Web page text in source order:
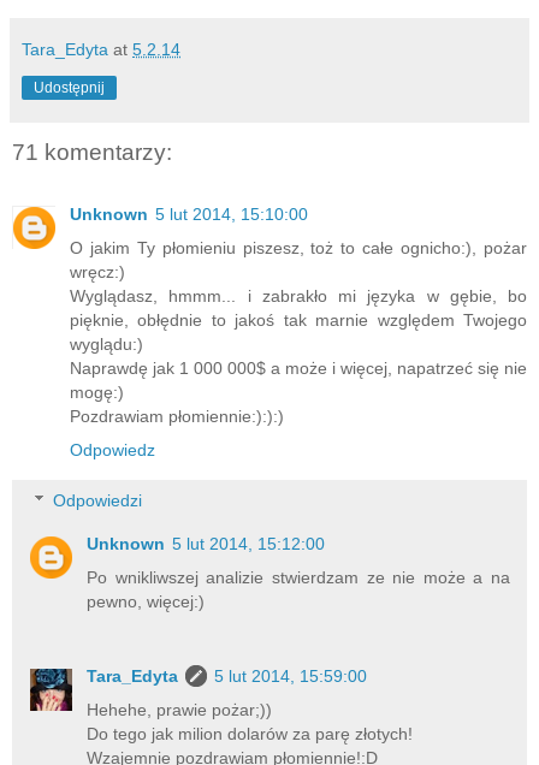
Tara_Edyta at 5.2.14
Udostępnij
71 komentarzy:
Unknown 5 lut 2014, 15:10:00
O jakim Ty płomieniu piszesz, toż to całe ognicho:), pożar
wręcz:)
Wyglądasz, hmmm... i zabrakło mi języka w gębie, bo
pięknie, obłędnie to jakoś tak marnie względem Twojego
wyglądu:)
Naprawdę jak 1 000 000$ a może i więcej, napatrzeć się nie
mogę:)
Pozdrawiam płomiennie:):):)
Odpowiedz
Odpowiedzi
Unknown 5 lut 2014, 15:12:00
Po wnikliwszej analizie stwierdzam ze nie może a na
pewno, więcej:)
Tara_Edyta
5 lut 2014, 15:59:00
Hehehe, prawie pożar;))
Do tego jak milion dolarów za parę złotych!
Wzajemnie pozdrawiam płomiennie!:D